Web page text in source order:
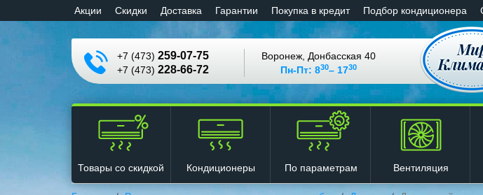
Aкции Cкидки Доставка Гарантии Покупка в кредит Подбор кондиционера
+7 (473) 259-07-75
+7 (473) 228-66-72
Воронеж, Донбасская 40
Пн-Пт: 830– 1730
Товары со скидкой Кондиционеры По параметрам Вентиляция